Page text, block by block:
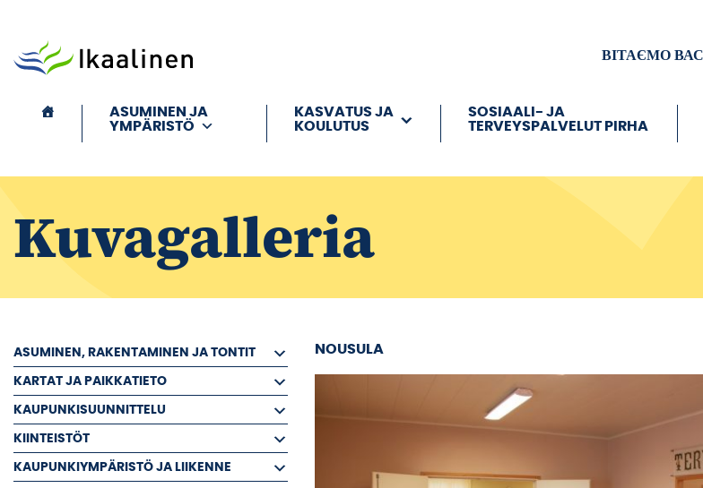
ВІТАЄМО
ASUMINEN JA
YMPÄRISTÖ
KASVATUS JA
KOULUTUS
SOSIAALI- JA
TERVEYSPALVELUT PIRHA
Kuvagalleria
ASUMINEN, RAKENTAMINEN JA TONTIT
KARTAT JA PAIKKATIETO
KAUPUNKISUUNNITTELU
KIINTEISTÖT
KAUPUNKIYMPÄRISTÖ JA LIIKENNE
NOUSULA